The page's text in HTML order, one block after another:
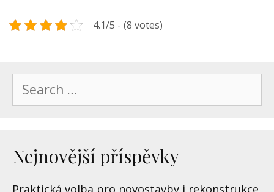
4.1/5 - (8 votes)
for:
Nejnovější příspěvky
Praktická volba pro novostavby i rekonstrukce